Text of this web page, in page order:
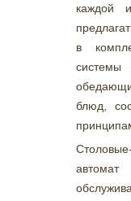
каждой
в
блюд,